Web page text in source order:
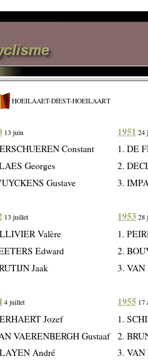
HOEILAAET-DIEST-HOEILAART
13 juin
Constant
Georges
Gustave
13 juillet
Valère
Edward
Jaak
4 juillet
Jozef
VAERENBERGH Gustaaf
André
1951 24
1. DE
2.
3.
1953 28
1.
2.
3.
1955 17
1.
2.
3. VAN